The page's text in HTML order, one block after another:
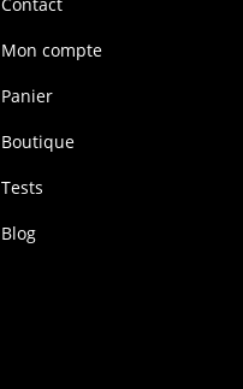
Contact
Mon compte
Panier
Boutique
Tests
Blog